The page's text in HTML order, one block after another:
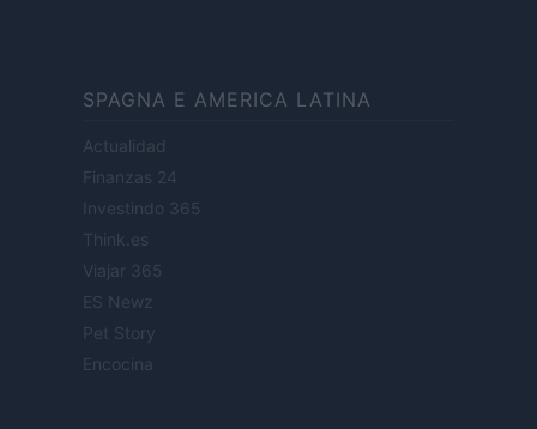
SPAGNA E AMERICA LATINA
Actualidad
Finanzas 24
Investindo 365
Think.es
Viajar 365
ES Newz
Pet Story
Encocina